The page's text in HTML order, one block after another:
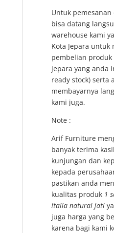
Untuk
bisa datang
warehouse kami
Kota Jepara untuk
pembelian produk
jepara yang anda
ready stock) serta
membayarnya
kami juga.
Note :
Arif Furniture
banyak terima
kunjungan dan
kepada
pastikan anda
kualitas produk 1
italia natural jati
juga harga yang
karena bagi kami